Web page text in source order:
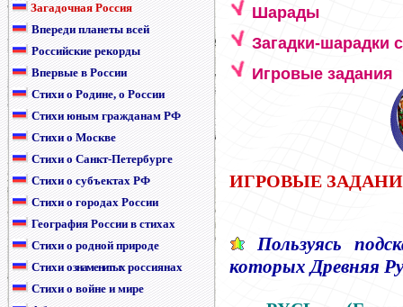
Загадочная Россия
Впереди планеты всей
Российские рекорды
Впервые в России
Стихи о Родине, о России
Стихи юным гражданам РФ
Стихи о Москве
Стихи о Санкт-Петербурге
Стихи о субъектах РФ
Стихи о городах России
География России в стихах
Стихи о родной природе
Стихио знаменитыхроссиянах
Стихи о войне и мире
Шарады
Загадки-шарадки
Игровые задания
ИГРОВЫЕ
Пользуясь
которых Древняя